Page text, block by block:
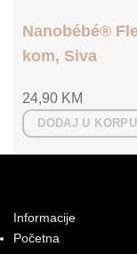
Nanobébé®
kom, Siva
24,90 KM
DODAJ U KORPU
Informacije
Početna